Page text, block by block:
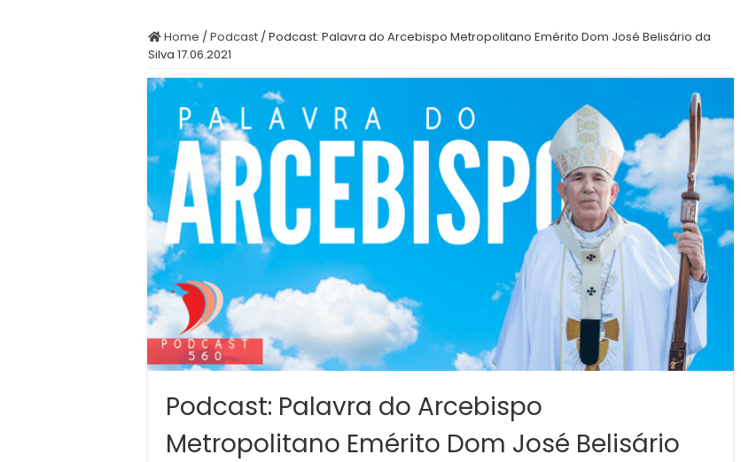
Home /Podcast /Podcast: Palavra do Arcebispo Metropolitano Emérito Dom José Belisário da
Silva 17.06.2021
Podcast: Palavra do Arcebispo
Metropolitano Emérito Dom José Belisário